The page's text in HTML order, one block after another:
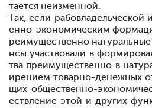
тается неизменной.
Так, если
енно-экономическим
реимущественно
нсы участвовали в
тва преимущественно в
ирением товарно-денежных
щих общественно-
ествление этой и других